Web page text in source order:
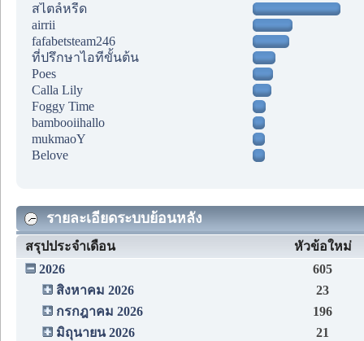
สไตล์หรีด
airrii
fafabetsteam246
ที่ปรึกษาไอทีขั้นต้น
Poes
Calla Lily
Foggy Time
bambooiihallo
mukmaoY
Belove
รายละเอียดระบบย้อนหลัง
สรุปประจำเดือน
หัวข้อใหม่
2026
605
สิงหาคม 2026
23
กรกฎาคม 2026
196
มิถุนายน 2026
21